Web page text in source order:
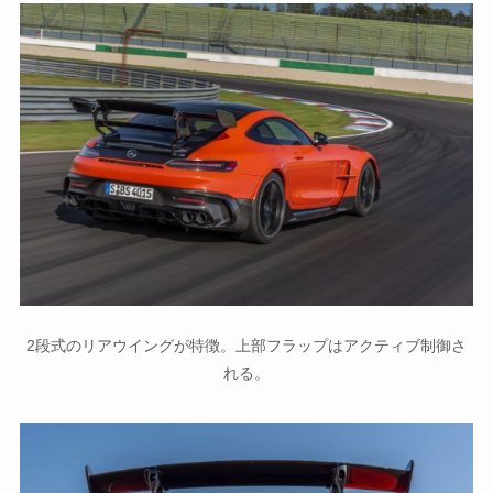
2段式のリアウイングが特徴。上部フラップはアクティブ制御さ
れる。